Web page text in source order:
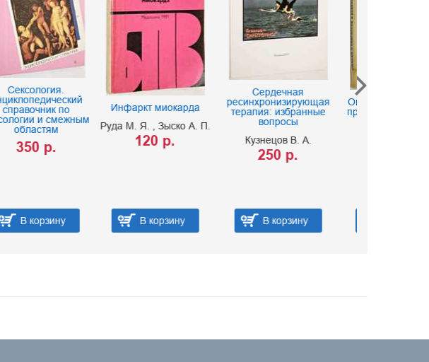
Инфаркт миокарда
Руда М. Я. Зыско А. П.
120 р.
В корзину
Сердечная
ресинхронизирующая
терапия: избранные
вопросы
Кузнецов В. А.
В корзину
Ошибки и опасности в
практике переливания
крови
Беленький Д.
250 р.
В корзину